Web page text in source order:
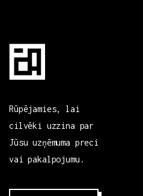
Rūpējamies, lai
cilvēki uzzina par
Jūsu uzņēmuma preci
vai pakalpojumu.